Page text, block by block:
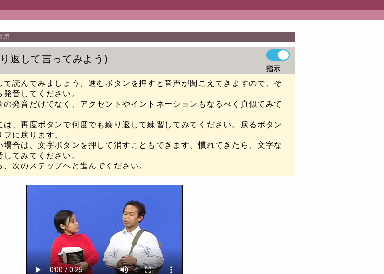
用
返して言ってみよう
指示
て読んでみましょう。進むボタンを押すと音声が聞こえてきますので、そ
音してください。
の発音だけでなく、アクセントやイントネーションもなるべく真似てみて
は、再度ボタンで何度でも繰り返して練習してみてください。戻るボタン
に戻ります。
場合は、文字ボタンを押して消すこともできます。慣れてきたら、文字な
てみてください。
次のステップへと進んでください。